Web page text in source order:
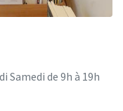
Samedi de 9h à 19h